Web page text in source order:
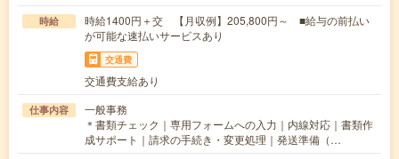
時給
時給1400円＋交 【月収例】205,800円～ ■給与の前払い
が可能な速払いサービスあり
交通費
交通費支給あり
仕事内容
一般事務
＊書類チェック｜専用フォームへの入力｜内線対応｜書類作
成サポート｜請求の手続き・変更処理｜発送準備（…